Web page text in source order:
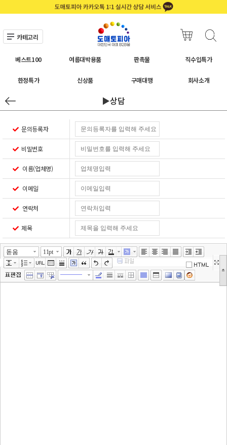
카테고리
베스트100 여름대박용품 판촉물 직수입특가
한정특가 신상품 구매대행 회사소개
▶상담
문의등록자
비밀번호
이름(업체명)
이메일
연락처
제목
돋움 11pt